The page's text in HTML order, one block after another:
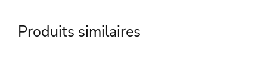
Produits similaires